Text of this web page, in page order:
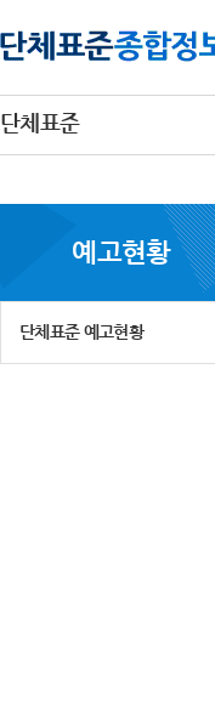
단체표준
예고현황
단체표준 예고현황